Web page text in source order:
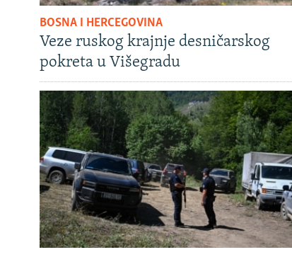
BOSNA I HERCEGOVINA
Veze ruskog krajnje desničarskog
pokreta u Višegradu